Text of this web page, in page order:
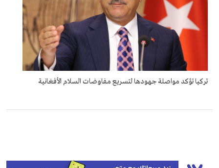
تركيا تؤكد مواصلة جهودها لتسريع مفاوضات السلام الأفغانية